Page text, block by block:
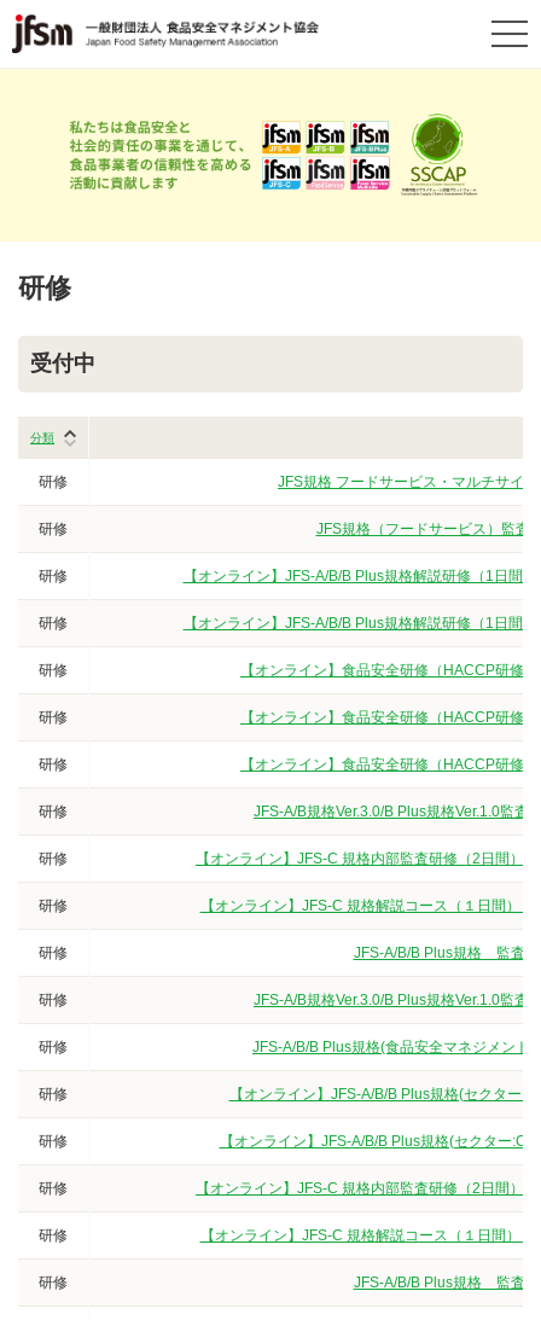
研修
受付中
分類
研修 JFS規格 フードサービス・マルチサイ
研修 JFS規格（フードサービス）監査
研修 【オンライン】JFS-A/B/B Plus規格解説研修（1日間
研修 【オンライン】JFS-A/B/B Plus規格解説研修（1日間
研修 【オンライン】食品安全研修（HACCP研修
研修 【オンライン】食品安全研修（HACCP研修
研修 【オンライン】食品安全研修（HACCP研修
研修 JFS-A/B規格Ver.3.0/B Plus規格Ver.1.0監
研修 【オンライン】JFS-C 規格内部監査研修（2日間）
研修 【オンライン】JFS-C 規格解説コース（１日間）
研修 JFS-A/B/B Plus規格 監査員
研修 JFS-A/B規格Ver.3.0/B Plus規格Ver.1.0監
研修 JFS-A/B/B Plus規格(食品安全マネジメント
研修 【オンライン】JFS-A/B/B Plus規格(セクタ
研修 【オンライン】JFS-A/B/B Plus規格(セクター
研修 【オンライン】JFS-C 規格内部監査研修（2日間）
研修 【オンライン】JFS-C 規格解説コース（１日間）
研修 JFS-A/B/B Plus規格 監査員